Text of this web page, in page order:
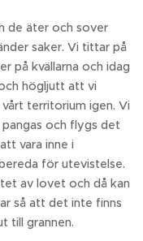
de äter och sover
saker. Vi tittar på
på kvällarna och idag
högljutt att vi
territorium igen. Vi
och flygs det
vara inne i
för utevistelse.
av lovet och då kan
så att det inte finns
till grannen.